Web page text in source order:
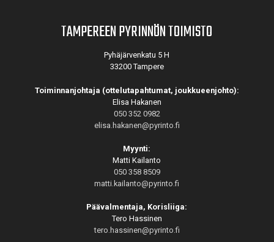
TAMPEREEN PYRINNÖN TOIMISTO
Pyhäjärvenkatu 5 H
33200 Tampere
Toiminnanjohtaja (ottelutapahtumat, joukkueenjohto):
Elisa Hakanen
050 352 0982
elisa.hakanen@pyrinto.fi
Myynti:
Matti Kailanto
050 358 8509
matti.kailanto@pyrinto.fi
Päävalmentaja, Korisliiga:
Tero Hassinen
tero.hassinen@pyrinto.fi